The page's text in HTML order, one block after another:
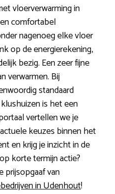
vloerverwarming in
comfortabel
nagenoeg elke vloer
op de energierekening,
bezig. Een zeer fijne
verwarmen. Bij
standaard
is het een
vertellen we je
keuzes binnen het
en krijg je inzicht in de
korte termijn actie?
prijsopgaaf van
in Udenhout!